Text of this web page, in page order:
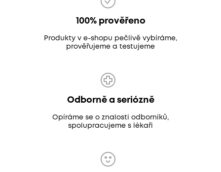
100% prověřeno
Produkty v e-shopu pečlivě vybíráme,
prověřujeme a testujeme
Odborně a seriózně
Opíráme se o znalosti odborníků,
spolupracujeme s lékaři